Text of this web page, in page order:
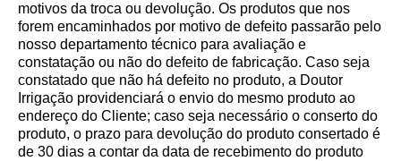
motivos da troca ou devolução. Os produtos que nos
forem encaminhados por motivo de defeito passarão pelo
nosso departamento técnico para avaliação e
constatação ou não do defeito de fabricação. Caso seja
constatado que não há defeito no produto, a Doutor
Irrigação providenciará o envio do mesmo produto ao
endereço do Cliente; caso seja necessário o conserto do
produto, o prazo para devolução do produto consertado é
de 30 dias a contar da data de recebimento do produto